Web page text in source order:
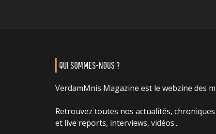
QUI SOMMES-NOUS ?
VerdamMnis Magazine est le webzine des
Retrouvez toutes nos actualités,
et live reports, interviews, vidéos...